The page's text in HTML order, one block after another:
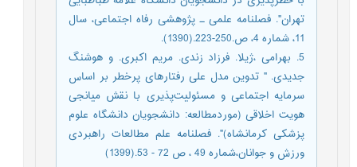
تهران". فصلنامه علمی ـ پژوهشی رفاه اجتماعی، سال
11، شماره 4، ص.250-223.(1390).
5. بهرامی ،ژیلا. فرزاد زندی. مریم اکبری. و هوشنگ
جدیدی. " تدوین مدل علی رفتارهای پرخطر بر اساس
سرمایه اجتماعی و مسئولیت‌پذیری با نقش میانجی
هویت اخلاقی (موردمطالعه: دانشجویان دانشگاه علوم
پزشکی کرمانشاه)". فصلنامه علم مطالعات راهبردی
ورزش و جوانان،شماره 49 ، ص 72 - 53.(1399)